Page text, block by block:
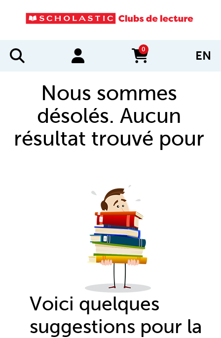
0
items in cart EN
Nous sommes
désolés. Aucun
résultat trouvé pour
Voici quelques
suggestions pour la